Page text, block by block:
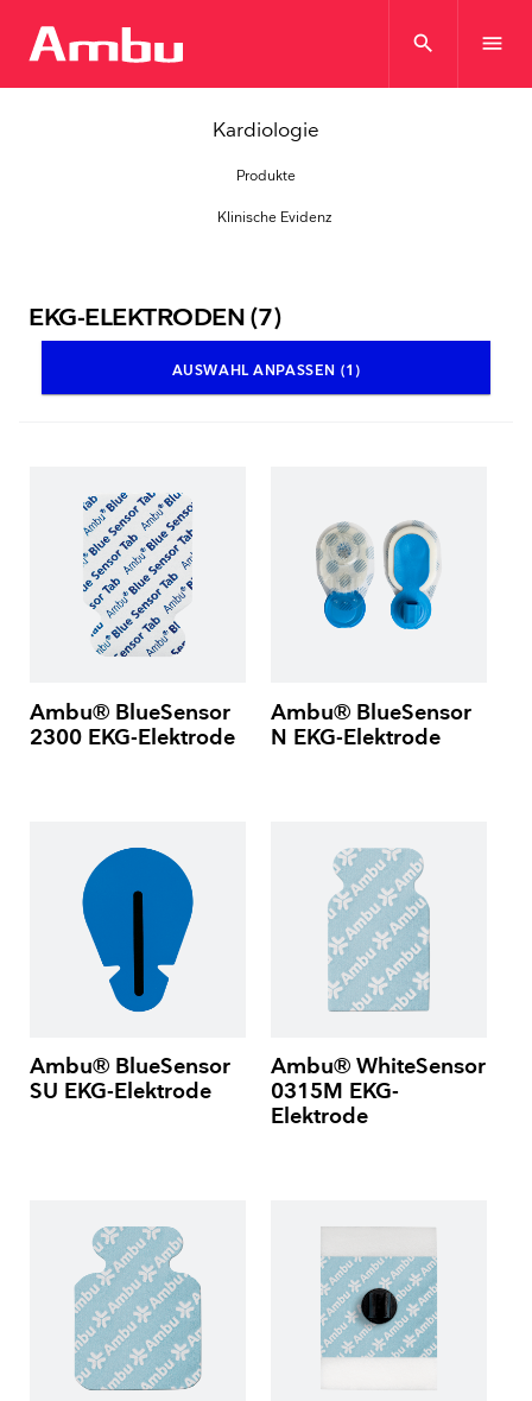
search menu
Kardiologie
Produkte
Klinische Evidenz
EKG-ELEKTRODEN (7)
AUSWAHL ANPASSEN (1)
Ambu® BlueSensor
2300 EKG-Elektrode
Ambu® BlueSensor
N EKG-Elektrode
Ambu® BlueSensor
SU EKG-Elektrode
Ambu® WhiteSensor
0315M EKG-
Elektrode